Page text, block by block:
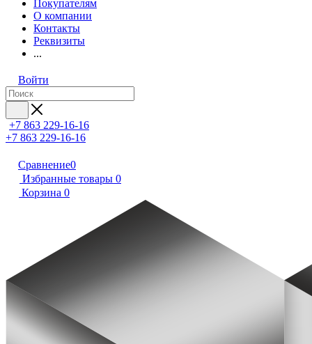
Покупателям
О компании
Контакты
Реквизиты
...
Войти
+7 863 229-16-16
+7 863 229-16-16
Сравнение0
Избранные товары 0
Корзина 0